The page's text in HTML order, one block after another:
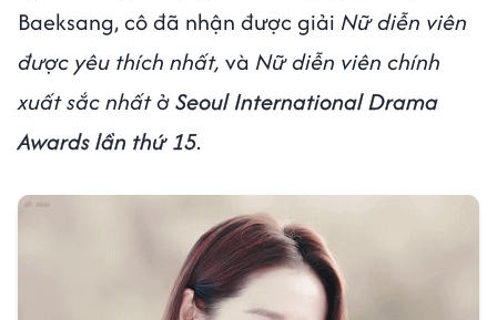
Baeksang, cô đã nhận được giải Nữ diễn viên
được yêu thích nhất, và Nữ diễn viên chính
xuất sắc nhấtởSeoul International Drama
Awards lần thứ 15.